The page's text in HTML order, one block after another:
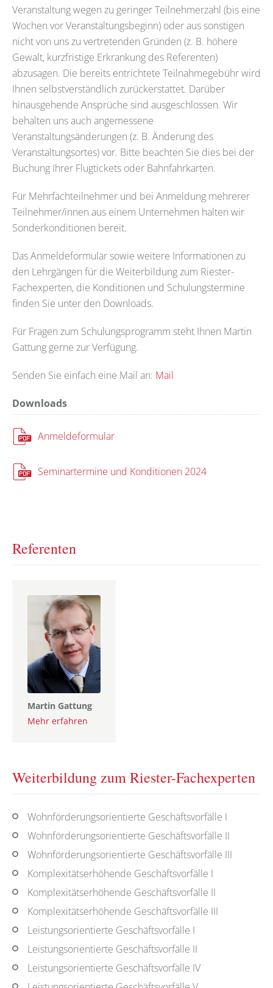
Veranstaltung wegen zu geringer Teilnehmerzahl (bis eine
Wochen vor Veranstaltungsbeginn) oder aus sonstigen
nicht von uns zu vertretenden Gründen (z. B. höhere
Gewalt, kurzfristige Erkrankung des Referenten)
abzusagen. Die bereits entrichtete Teilnahmegebühr wird
Ihnen selbstverständlich zurückerstattet. Darüber
hinausgehende Ansprüche sind ausgeschlossen. Wir
behalten uns auch angemessene
Veranstaltungsänderungen (z. B. Änderung des
Veranstaltungsortes) vor. Bitte beachten Sie dies bei der
Buchung Ihrer Flugtickets oder Bahnfahrkarten.
Für Mehrfachteilnehmer und bei Anmeldung mehrerer
Teilnehmer/innen aus einem Unternehmen halten wir
Sonderkonditionen bereit.
Das Anmeldeformular sowie weitere Informationen zu
den Lehrgängen für die Weiterbildung zum Riester-
Fachexperten, die Konditionen und Schulungstermine
finden Sie unter den Downloads.
Für Fragen zum Schulungsprogramm steht Ihnen Martin
Gattung gerne zur Verfügung.
Senden Sie einfach eine Mail an: Mail
Downloads
Anmeldeformular
Seminartermine und Konditionen 2024
Referenten
Martin Gattung
Mehr erfahren
Weiterbildung zum Riester-Fachexperten
Wohnförderungsorientierte Geschäftsvorfälle I
Wohnförderungsorientierte Geschäftsvorfälle II
Wohnförderungsorientierte Geschäftsvorfälle III
Komplexitätserhöhende Geschäftsvorfälle I
Komplexitätserhöhende Geschäftsvorfälle II
Komplexitätserhöhende Geschäftsvorfälle III
Leistungsorientierte Geschäftsvorfälle I
Leistungsorientierte Geschäftsvorfälle II
Leistungsorientierte Geschäftsvorfälle IV